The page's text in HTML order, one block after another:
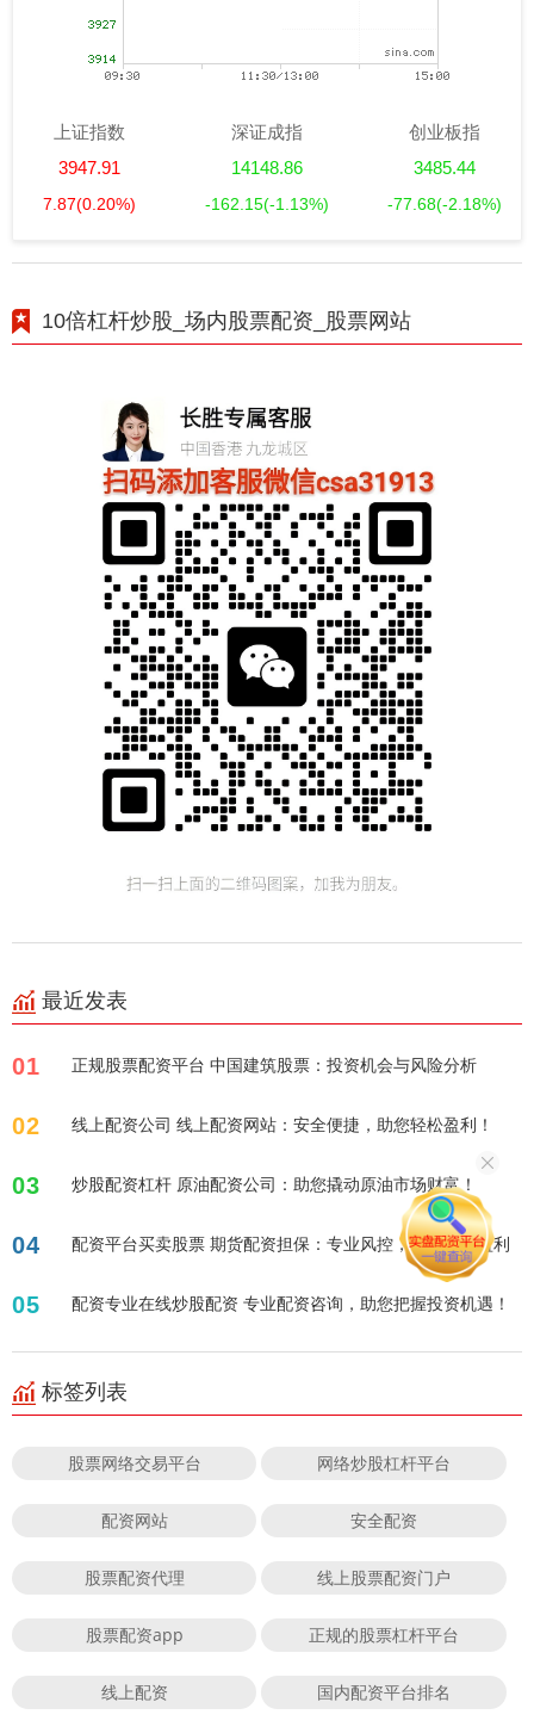
上证指数
3947.91
7.87(0.20%)
深证成指
14148.86
-162.15(-1.13%)
创业板指
3485.44
-77.68(-2.18%)
10倍杠杆炒股_场内股票配资_股票网站
最近发表
01 正规股票配资平台 中国建筑股票：投资机会与风险分析
02 线上配资公司 线上配资网站：安全便捷，助您轻松盈利！
03 炒股配资杠杆 原油配资公司：助您撬动原油市场财富！
04 配资平台买卖股票 期货配资担保：专业风控，助您稳健盈利
05 配资专业在线炒股配资 专业配资咨询，助您把握投资机遇！
标签列表
股票网络交易平台 网络炒股杠杆平台
配资网站 安全配资
股票配资代理 线上股票配资门户
股票配资app 正规的股票杠杆平台
线上配资 国内配资平台排名